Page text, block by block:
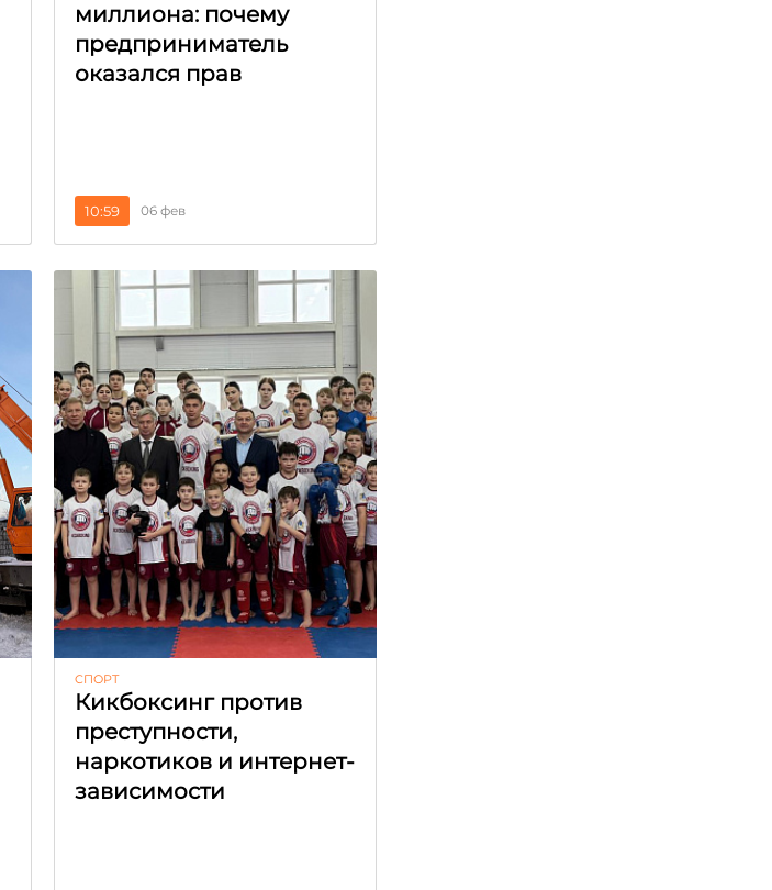
миллиона: почему
предприниматель
оказался прав
10:59 06 фев
CПОРТ
Кикбоксинг против
преступности,
наркотиков и интернет-
зависимости